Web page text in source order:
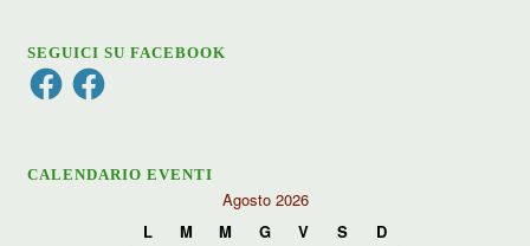
SEGUICI SU FACEBOOK
FacebookFacebook
CALENDARIO EVENTI
Agosto 2026
L
M M G V S
D